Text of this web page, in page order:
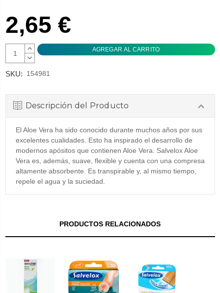
2,65 €
AUMENTAR
CANTIDAD:
DISMINUIR
SKU: 154981
Descripción del Producto
El Aloe Vera ha sido conocido durante muchos años por sus
excelentes cualidades. Esto ha inspirado el desarrollo de
modernos apósitos que contienen Aloe Vera. Salvelox Aloe
Vera es, además, suave, flexible y cuenta con una compresa
altamente absorbente. Es transpirable y, al mismo tiempo,
repele el agua y la suciedad.
PRODUCTOS RELACIONADOS